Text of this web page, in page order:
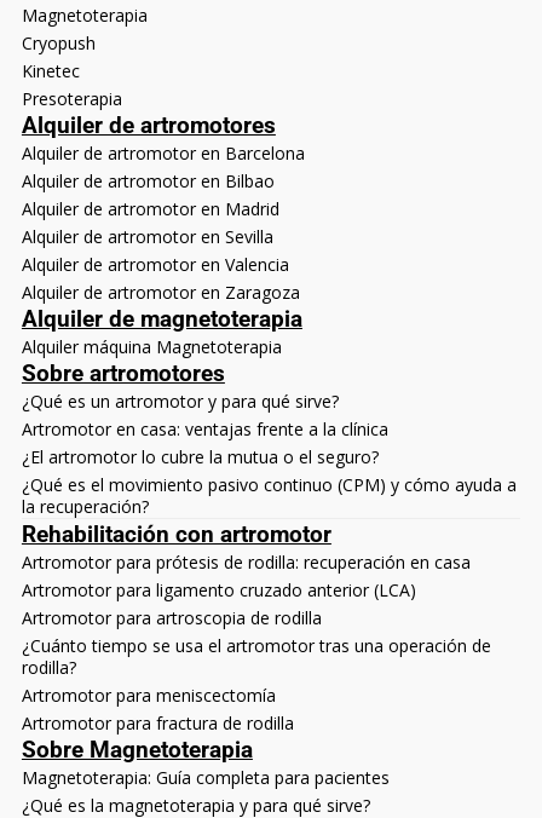
Magnetoterapia
Cryopush
Kinetec
Presoterapia
Alquiler de artromotores
Alquiler de artromotor en Barcelona
Alquiler de artromotor en Bilbao
Alquiler de artromotor en Madrid
Alquiler de artromotor en Sevilla
Alquiler de artromotor en Valencia
Alquiler de artromotor en Zaragoza
Alquiler de magnetoterapia
Alquiler máquina Magnetoterapia
Sobre artromotores
¿Qué es un artromotor y para qué sirve?
Artromotor en casa: ventajas frente a la clínica
¿El artromotor lo cubre la mutua o el seguro?
¿Qué es el movimiento pasivo continuo (CPM) y cómo ayuda a
la recuperación?
Rehabilitación con artromotor
Artromotor para prótesis de rodilla: recuperación en casa
Artromotor para ligamento cruzado anterior (LCA)
Artromotor para artroscopia de rodilla
¿Cuánto tiempo se usa el artromotor tras una operación de
rodilla?
Artromotor para meniscectomía
Artromotor para fractura de rodilla
Sobre Magnetoterapia
Magnetoterapia: Guía completa para pacientes
¿Qué es la magnetoterapia y para qué sirve?